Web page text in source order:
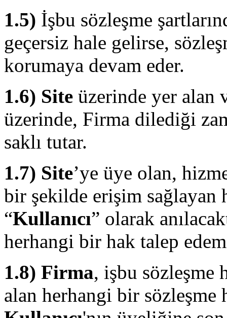
1.5) İşbu sözleşme
geçersiz hale gelirse,
korumaya devam eder.
1.6) Site üzerinde yer alan
üzerinde, Firma dilediği
saklı tutar.
1.7) Site’ye üye olan,
bir şekilde erişim sağlayan
“Kullanıcı” olarak
herhangi bir hak talep
1.8) Firma, işbu
alan herhangi bir